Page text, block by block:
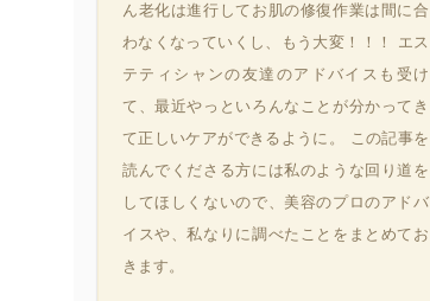
ん老化は進行してお肌の修復作業は間に合
わなくなっていくし、もう大変！！！ エス
テティシャンの友達のアドバイスも受け
て、最近やっといろんなことが分かってき
て正しいケアができるように。 この記事を
読んでくださる方には私のような回り道を
してほしくないので、美容のプロのアドバ
イスや、私なりに調べたことをまとめてお
きます。